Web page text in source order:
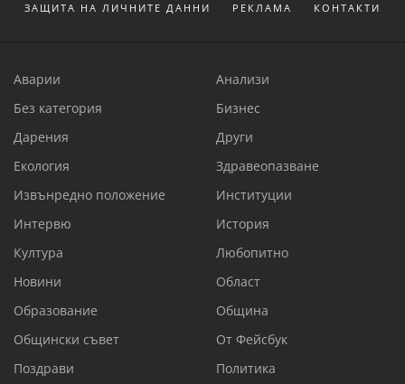
ЗАЩИТА НА ЛИЧНИТЕ ДАННИ РЕКЛАМА КОНТАКТИ
Аварии
Анализи
Без категория
Бизнес
Дарения
Други
Екология
Здравеопазване
Извънредно положение
Институции
Интервю
История
Култура
Любопитно
Новини
Област
Образование
Община
Общински съвет
От Фейсбук
Поздрави
Политика